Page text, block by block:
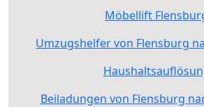
Möbellift
Umzugshelfer von Flensburg
Beiladungen von Flensburg